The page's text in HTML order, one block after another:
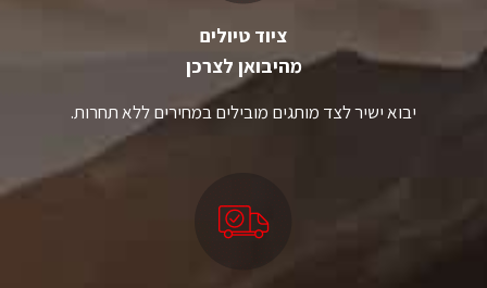
ציוד טיולים
מהיבואן לצרכן
יבוא ישיר לצד מותגים מובילים במחירים ללא תחרות.